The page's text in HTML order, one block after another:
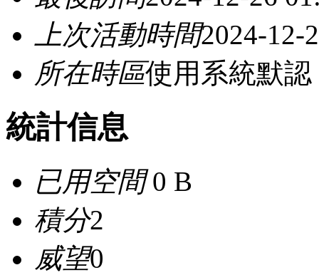
上次活動時間2024-12-
所在時區使用系統默認
統計信息
已用空間0 B
積分2
威望0